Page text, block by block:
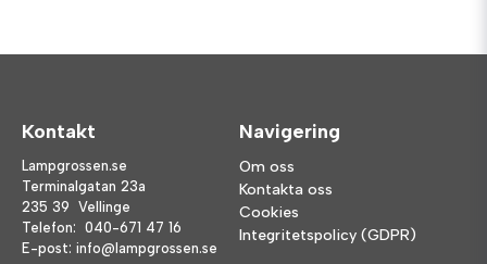
Kontakt
Lampgrossen.se
Terminalgatan 23a
235 39 Vellinge
Telefon: 040-671 47 16
E-post: info@lampgrossen.se
Navigering
Om oss
Kontakta oss
Cookies
Integritetspolicy (GDPR)